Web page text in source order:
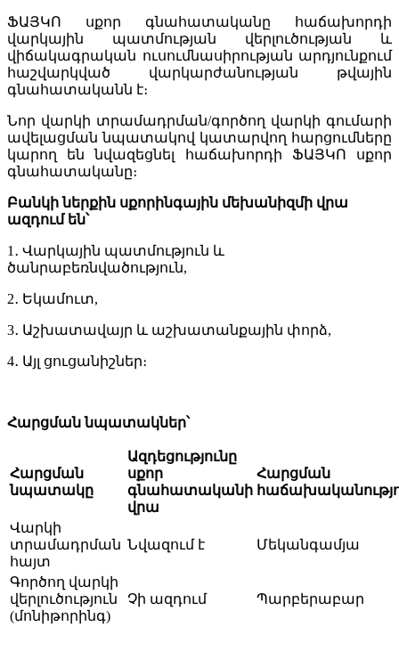
ՖԱՅԿՈ սքոր գնահատականը հաճախորդի
վարկային պատմության վերլուծության և
վիճակագրական ուսումնասիրության արդյունքում
հաշվարկված վարկարժանության թվային
գնահատականն է։
Նոր վարկի տրամադրման/գործող վարկի գումարի
ավելացման նպատակով կատարվող հարցումները
կարող են նվազեցնել հաճախորդի ՖԱՅԿՈ սքոր
գնահատականը։
Բանկի ներքին սքորինգային մեխանիզմի վրա
ազդում են՝
1․ Վարկային պատմություն և
ծանրաբեռնվածություն,
2․ Եկամուտ,
3․ Աշխատավայր և աշխատանքային փորձ,
4․ Այլ ցուցանիշներ։
Հարցման նպատակներ՝
Հարցման
նպատակը
Ազդեցությունը
սքոր
գնահատականի
վրա
Հարցման
Վարկի
տրամադրման
հայտ
Նվազում է Մեկանգամյա
Գործող վարկի
վերլուծություն
(մոնիթորինգ)
Չի ազդում Պարբերաբար